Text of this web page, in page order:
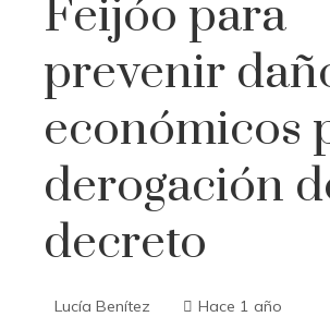
Feijóo para
prevenir
económicos
derogación
decreto
Lucía Benítez Hace 1 año